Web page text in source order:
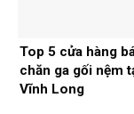
Top 5 cửa hàng
chăn ga gối nệm
Vĩnh Long